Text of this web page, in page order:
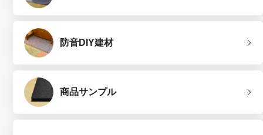
防音DIY建材
商品サンプル